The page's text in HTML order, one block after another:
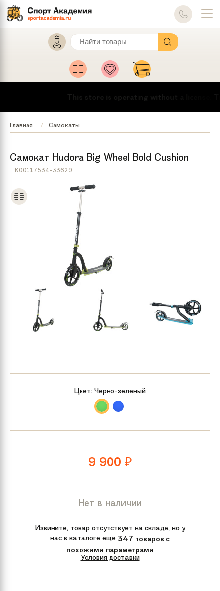
This store is operating without a license.
Главная Самокаты
Самокат Hudora Big Wheel Bold Cushion
K00117534-33629
9 900 ₽
Нет в наличии
Извините, товар отсутствует на складе, но у
нас в каталоге еще 347 товаров с
похожими параметрами
Цвет: Черно-зеленый
Условия доставки